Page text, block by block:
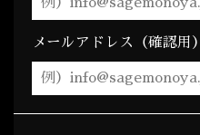
メールアドレス（確認用）